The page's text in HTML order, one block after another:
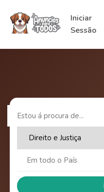
Iniciar
Sessão